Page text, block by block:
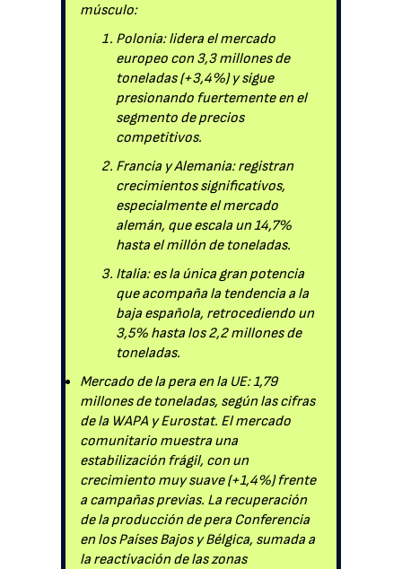
músculo:
Polonia: lidera el mercado
europeo con 3,3 millones de
toneladas (+3,4%) y sigue
presionando fuertemente en el
segmento de precios
competitivos.
Francia y Alemania: registran
crecimientos significativos,
especialmente el mercado
alemán, que escala un 14,7%
hasta el millón de toneladas.
Italia: es la única gran potencia
que acompaña la tendencia a la
baja española, retrocediendo un
3,5% hasta los 2,2 millones de
toneladas.
Mercado de la pera en la UE: 1,79
millones de toneladas, según las cifras
de la WAPA y Eurostat. El mercado
comunitario muestra una
estabilización frágil, con un
crecimiento muy suave (+1,4%) frente
a campañas previas. La recuperación
de la producción de pera Conferencia
en los Países Bajos y Bélgica, sumada a
la reactivación de las zonas